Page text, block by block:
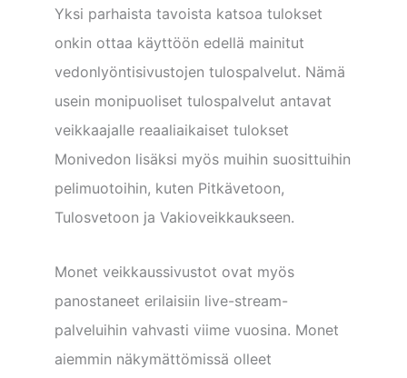
Yksi parhaista tavoista katsoa tulokset
onkin ottaa käyttöön edellä mainitut
vedonlyöntisivustojen tulospalvelut. Nämä
usein monipuoliset tulospalvelut antavat
veikkaajalle reaaliaikaiset tulokset
Monivedon lisäksi myös muihin suosittuihin
pelimuotoihin, kuten Pitkävetoon,
Tulosvetoon ja Vakioveikkaukseen.
Monet veikkaussivustot ovat myös
panostaneet erilaisiin live-stream-
palveluihin vahvasti viime vuosina. Monet
aiemmin näkymättömissä olleet